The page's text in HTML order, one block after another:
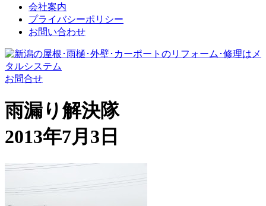
会社案内
プライバシーポリシー
お問い合わせ
お問合せ
雨漏り解決隊
2013年7月3日